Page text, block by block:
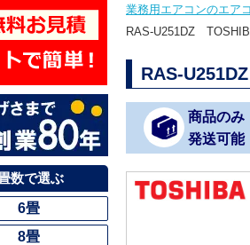
数で選ぶ
6畳
8畳
業務用エアコンのエア
RAS-U251DZ
RAS-
商品のみ
発送可能